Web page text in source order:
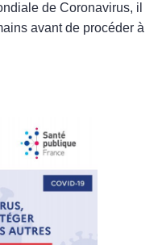
de Coronavirus, il
avant de procéder à